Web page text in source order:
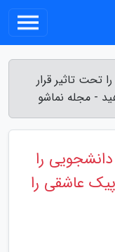
تحت تاثیر قرار
- مجله نماشو
را
عاشقی را